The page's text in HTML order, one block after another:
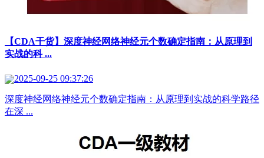
【CDA干货】深度神经网络神经元个数确定指南：从原理到
实战的科 ...
2025-09-25 09:37:26
深度神经网络神经元个数确定指南：从原理到实战的科学路径
在深 ...